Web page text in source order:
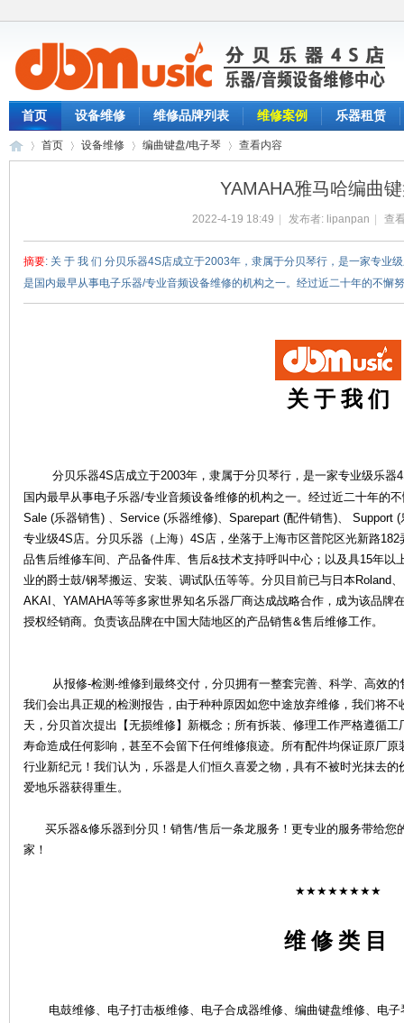
首页 设备维修 维修品牌列表 维修案例 乐器租赁
首页 设备维修 编曲键盘/电子琴
›
查看内容
YAMAHA雅马哈编曲
2022-4-19 18:49 发布者: lipanpan 查
摘要: 关 于 我 们 分贝乐器4S店成立于2003年，隶属于分贝琴行，是一家专业
是国内最早从事电子乐器/专业音频设备维修的机构之一。经过近二十年的不懈
关 于 我 们
分贝乐器4S店成立于2003年，隶属于分贝琴行，是一家专业级乐器
国内最早从事电子乐器/专业音频设备维修的机构之一。经过近二十年的
Sale (乐器销售) 、Service (乐器维修)、Sparepart (配件销售)、 Support
专业级4S店。分贝乐器（上海）4S店，坐落于上海市区普陀区光新路
品售后维修车间、产品备件库、售后&技术支持呼叫中心；以及具15年以
业的爵士鼓/钢琴搬运、安装、调试队伍等等。分贝目前已与日本Roland
AKAI、YAMAHA等等多家世界知名乐器厂商达成战略合作，成为该品牌
授权经销商。负责该品牌在中国大陆地区的产品销售&售后维修工作。
从报修-检测-维修到最终交付，分贝拥有一整套完善、科学、高效的
我们会出具正规的检测报告，由于种种原因如您中途放弃维修，我们将
天，分贝首次提出【无损维修】新概念；所有拆装、修理工作严格遵循
寿命造成任何影响，甚至不会留下任何维修痕迹。所有配件均保证原厂
行业新纪元！我们认为，乐器是人们恒久喜爱之物，具有不被时光抹去
爱地乐器获得重生。
买乐器&修乐器到分贝！销售/售后一条龙服务！更专业的服务带给您
家！
★★★★★★★★
维 修 类 目
电鼓维修、电子打击板维修、电子合成器维修、编曲键盘维修、电子